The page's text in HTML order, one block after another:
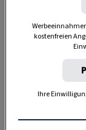
wie Festen
wurden
gezählt, vor
Diese
hatte jedoch
Ereignisse
beobachten,
kostenfreien
Ihre